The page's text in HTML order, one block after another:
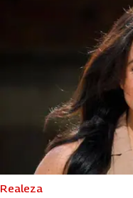
Realeza